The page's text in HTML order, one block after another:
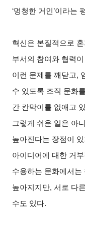
‘멍청한 거인’이라는
혁신은 본질적으로
부서의 참여와 협력
이런 문제를 깨닫고,
수 있도록 조직 문화
간 칸막이를 없애고
그렇게 쉬운 일은 아
높아진다는 장점이
아이디어에 대한 거
수용하는 문화에서는
높아지지만, 서로 다
수도 있다.